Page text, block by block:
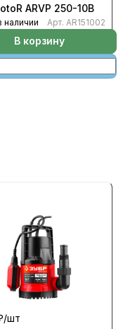
ARVP 250-10B
наличии Арт. AR151002
В корзину
шт